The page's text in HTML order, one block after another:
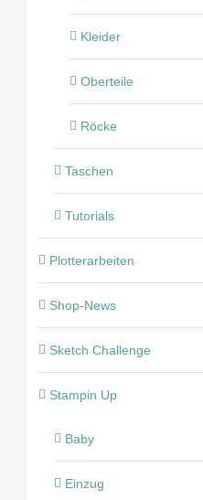
Kleider
Oberteile
Röcke
Taschen
Tutorials
Plotterarbeiten
Shop-News
Sketch Challenge
Stampin Up
Baby
Einzug